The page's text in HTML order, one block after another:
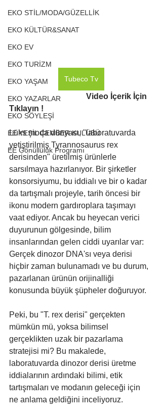
EKO STİL/MODA/GÜZELLİK
EKO KÜLTÜR&SANAT
EKO EV
EKO TURİZM
EKO YAŞAM
EKO YAZARLAR
EKO SÖYLEŞİ
EE YEŞİL ÇEMBER KULÜBÜ
EE Gönüllülük Programı
Tubeco Tv
Video İçerik İçin
Tıklayın !
Lüks moda dünyası, "laboratuvarda
yetiştirilmiş Tyrannosaurus rex
derisinden" üretilmiş ürünlerle
sarsılmaya hazırlanıyor. Bir şirketler
konsorsiyumu, bu iddialı ve bir o kadar
da tartışmalı projeyle, tarih öncesi bir
ikonu modern gardıroplara taşımayı
vaat ediyor. Ancak bu heyecan verici
duyurunun gölgesinde, bilim
insanlarından gelen ciddi uyarılar var:
Gerçek dinozor DNA'sı veya derisi
hiçbir zaman bulunamadı ve bu durum,
pazarlanan ürünün orijinalliği
konusunda büyük şüpheler doğuruyor.
Peki, bu "T. rex derisi" gerçekten
mümkün mü, yoksa bilimsel
gerçeklikten uzak bir pazarlama
stratejisi mi? Bu makalede,
laboratuvarda dinozor derisi üretme
iddialarının ardındaki bilimi, etik
tartışmaları ve modanın geleceği için
ne anlama geldiğini inceliyoruz.